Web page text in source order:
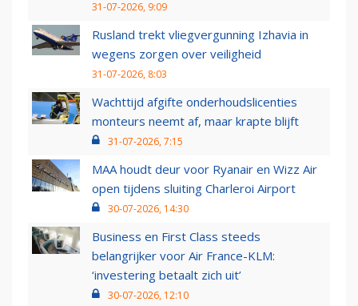
31-07-2026, 9:09
Rusland trekt vliegvergunning Izhavia in
wegens zorgen over veiligheid
31-07-2026, 8:03
Wachttijd afgifte onderhoudslicenties
monteurs neemt af, maar krapte blijft
31-07-2026, 7:15
MAA houdt deur voor Ryanair en Wizz Air
open tijdens sluiting Charleroi Airport
30-07-2026, 14:30
Business en First Class steeds
belangrijker voor Air France-KLM:
‘investering betaalt zich uit’
30-07-2026, 12:10